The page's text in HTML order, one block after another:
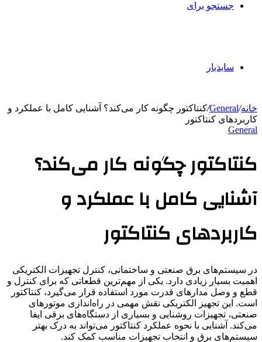
جستجو برای
سایدبار
خانه/
General
/کنتاکتور چگونه کار می‌کند؟ آشنایی کامل با عملکرد و
کاربردهای کنتاکتور
General
کنتاکتور چگونه کار می‌کند؟
آشنایی کامل با عملکرد و
کاربردهای کنتاکتور
در سیستم‌های برق صنعتی و ساختمانی، کنترل تجهیزات الکتریکی
اهمیت بسیار زیادی دارد. یکی از مهم‌ترین قطعاتی که برای کنترل و
قطع و وصل مدارهای قدرت مورد استفاده قرار می‌گیرد، کنتاکتور
است. این تجهیز الکتریکی نقش مهمی در راه‌اندازی موتورهای
صنعتی، تجهیزات روشنایی و بسیاری از دستگاه‌های برقی ایفا
می‌کند. آشنایی با نحوه عملکرد کنتاکتور می‌تواند به درک بهتر
سیستم‌های برق و انتخاب تجهیزات مناسب کمک کند.